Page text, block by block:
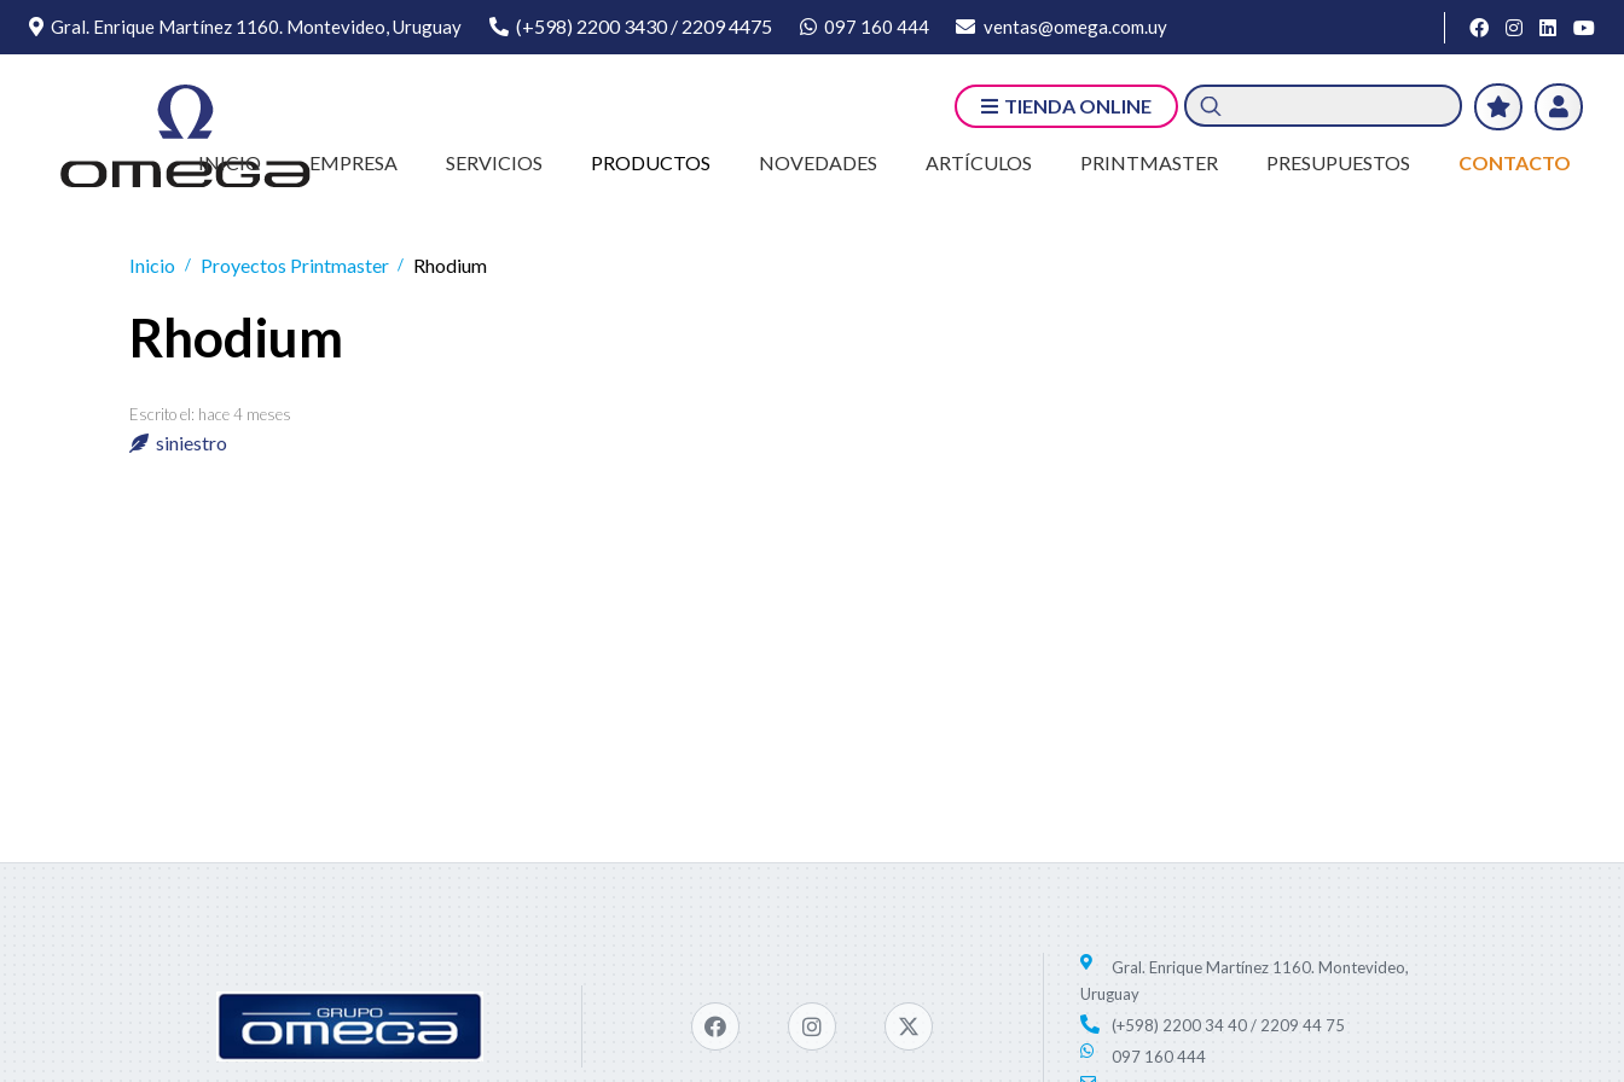
Gral. Enrique Martínez 1160. Montevideo, Uruguay (+598) 2200 3430 / 2209 4475 097 160 444 ventas@omega.com.uy
TIENDA ONLINE
Búsqueda
de
productos
INICIO
EMPRESA SERVICIOS PRODUCTOS NOVEDADES ARTÍCULOS PRINTMASTER PRESUPUESTOS CONTACTO
Inicio / Proyectos Printmaster / Rhodium
Rhodium
Escrito el: hace 4 meses
siniestro
Gral. Enrique Martínez 1160. Montevideo,
Uruguay
(+598) 2200 34 40 / 2209 44 75
097 160 444